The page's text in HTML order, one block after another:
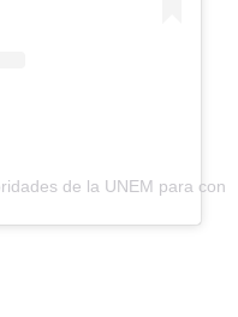
de la UNEM para